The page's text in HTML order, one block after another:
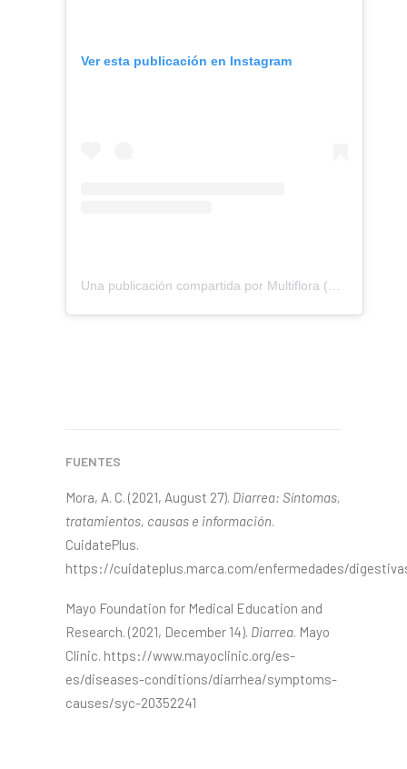
Ver esta publicación en Instagram
FUENTES
Mora, A. C. (2021, August 27). Diarrea: Síntomas,
tratamientos, causas e información.
CuidatePlus.
https://cuidateplus.marca.com/enfermedades/
Mayo Foundation for Medical Education and
Research. (2021, December 14). Diarrea. Mayo
Clinic. https://www.mayoclinic.org/es-
es/diseases-conditions/diarrhea/symptoms-
causes/syc-20352241